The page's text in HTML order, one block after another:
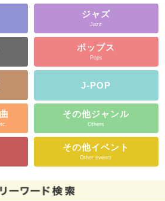
ジャズ
Jazz
ポップス
Pops
J-POP
その他ジャンル
Others
その他イベント
Other events